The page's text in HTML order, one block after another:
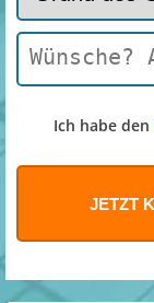
Ich habe den